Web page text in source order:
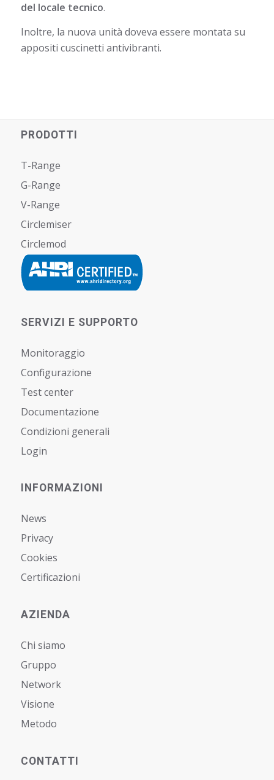
del locale tecnico.
Inoltre, la nuova unità doveva essere montata su
appositi cuscinetti antivibranti.
PRODOTTI
T-Range
G-Range
V-Range
Circlemiser
Circlemod
SERVIZI E SUPPORTO
Monitoraggio
Configurazione
Test center
Documentazione
Condizioni generali
Login
INFORMAZIONI
News
Privacy
Cookies
Certificazioni
AZIENDA
Chi siamo
Gruppo
Network
Visione
Metodo
CONTATTI